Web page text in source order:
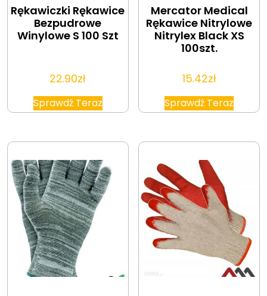
Rękawiczki Rękawice
Bezpudrowe
Winylowe S 100 Szt
22.90zł
Sprawdź Teraz
Mercator Medical
Rękawice Nitrylowe
Nitrylex Black XS
100szt.
15.42zł
Sprawdź Teraz